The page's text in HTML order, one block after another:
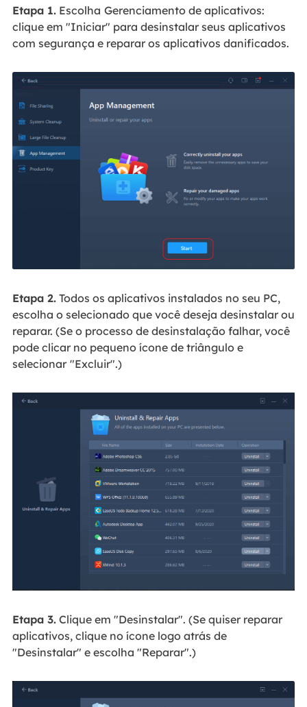
Etapa 1.Escolha Gerenciamento de aplicativos:
clique em "Iniciar" para desinstalar seus aplicativos
com segurança e reparar os aplicativos danificados.
Etapa 2.Todos os aplicativos instalados no seu PC,
escolha o selecionado que você deseja desinstalar ou
reparar. (Se o processo de desinstalação falhar, você
pode clicar no pequeno ícone de triângulo e
selecionar "Excluir".)
Etapa 3.Clique em "Desinstalar". (Se quiser reparar
aplicativos, clique no ícone logo atrás de
"Desinstalar" e escolha "Reparar".)